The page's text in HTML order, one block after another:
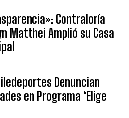
Contraloría
Matthei Amplió su Casa
Denuncian
en Programa ‘Elige